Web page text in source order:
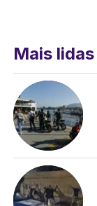
Mais lidas